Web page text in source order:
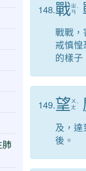
148.戰ㄓ
ㄢˋ
戰戰，
戒慎
的樣子
149.望 ㄨ
ㄤˋ
及，
後。